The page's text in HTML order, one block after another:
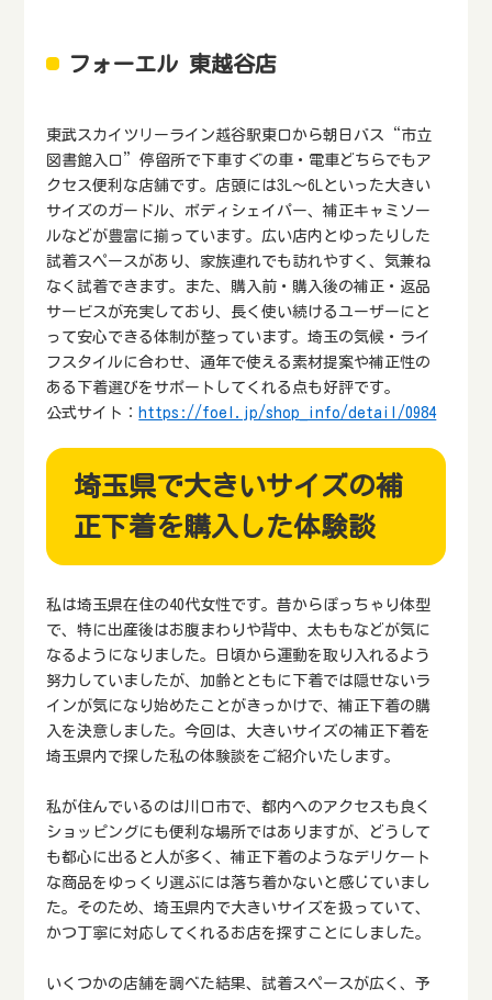
フォーエル 東越谷店
東武スカイツリーライン越谷駅東口から朝日バス“市立
図書館入口”停留所で下車すぐの車・電車どちらでもア
クセス便利な店舗です。店頭には3L～6Lといった大きい
サイズのガードル、ボディシェイパー、補正キャミソー
ルなどが豊富に揃っています。広い店内とゆったりした
試着スペースがあり、家族連れでも訪れやすく、気兼ね
なく試着できます。また、購入前・購入後の補正・返品
サービスが充実しており、長く使い続けるユーザーにと
って安心できる体制が整っています。埼玉の気候・ライ
フスタイルに合わせ、通年で使える素材提案や補正性の
ある下着選びをサポートしてくれる点も好評です。
公式サイト： https://foel.jp/shop_info/detail/0984
埼玉県で大きいサイズの補
正下着を購入した体験談
私は埼玉県在住の40代女性です。昔からぽっちゃり体型
で、特に出産後はお腹まわりや背中、太ももなどが気に
なるようになりました。日頃から運動を取り入れるよう
努力していましたが、加齢とともに下着では隠せないラ
インが気になり始めたことがきっかけで、補正下着の購
入を決意しました。今回は、大きいサイズの補正下着を
埼玉県内で探した私の体験談をご紹介いたします。
私が住んでいるのは川口市で、都内へのアクセスも良く
ショッピングにも便利な場所ではありますが、どうして
も都心に出ると人が多く、補正下着のようなデリケート
な商品をゆっくり選ぶには落ち着かないと感じていまし
た。そのため、埼玉県内で大きいサイズを扱っていて、
かつ丁寧に対応してくれるお店を探すことにしました。
いくつかの店舗を調べた結果、試着スペースが広く、予